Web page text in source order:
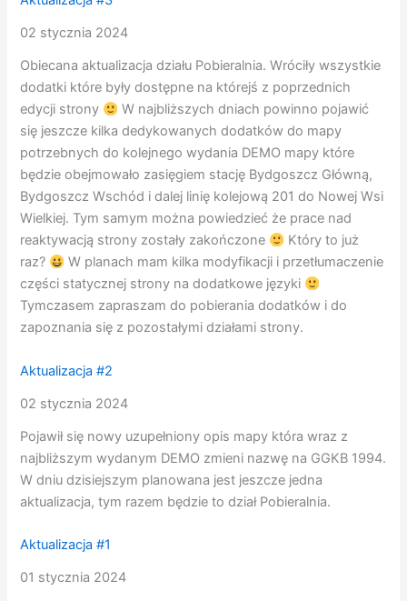
02 stycznia 2024
Obiecana aktualizacja działu Pobieralnia. Wróciły wszystkie
dodatki które były dostępne na którejś z poprzednich
edycji strony
W najbliższych dniach powinno pojawić
się jeszcze kilka dedykowanych dodatków do mapy
potrzebnych do kolejnego wydania DEMO mapy które
będzie obejmowało zasięgiem stację Bydgoszcz Główną,
Bydgoszcz Wschód i dalej linię kolejową 201 do Nowej Wsi
Wielkiej. Tym samym można powiedzieć że prace nad
reaktywacją strony zostały zakończone
Który to już
raz?
W planach mam kilka modyfikacji i przetłumaczenie
części statycznej strony na dodatkowe języki
Tymczasem zapraszam do pobierania dodatków i do
zapoznania się z pozostałymi działami strony.
Aktualizacja #2
02 stycznia 2024
Pojawił się nowy uzupełniony opis mapy która wraz z
najbliższym wydanym DEMO zmieni nazwę na GGKB 1994.
W dniu dzisiejszym planowana jest jeszcze jedna
aktualizacja, tym razem będzie to dział Pobieralnia.
Aktualizacja #1
01 stycznia 2024